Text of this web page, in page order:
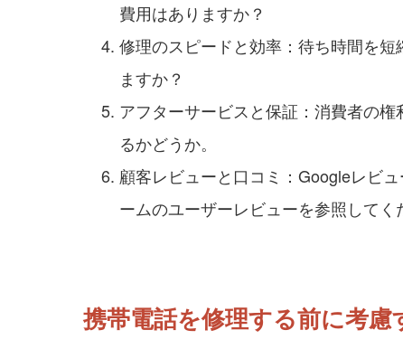
費用はありますか？
修理のスピードと効率：待ち時間を
ますか？
アフターサービスと保証：消費者の
るかどうか。
顧客レビューと口コミ：Googleレビ
ームのユーザーレビューを参照してく
携帯電話を修理する前に考慮